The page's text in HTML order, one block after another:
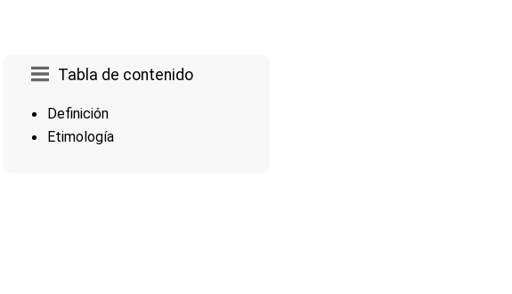
Tabla de contenido
Definición
Etimología